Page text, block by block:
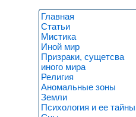
Главная
Статьи
Мистика
Иной мир
Призраки, сущетсва
иного мира
Религия
Аномальные зоны
Земли
Психология и ее тайны